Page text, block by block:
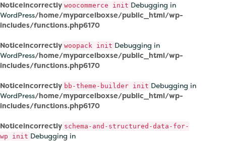
Noticeincorrectly woocommerce init Debugging in
WordPress/home/myparcelboxse/public_html/wp-
includes/functions.php6170
Noticeincorrectly woopack init Debugging in
WordPress/home/myparcelboxse/public_html/wp-
includes/functions.php6170
Noticeincorrectly bb-theme-builder init Debugging in
WordPress/home/myparcelboxse/public_html/wp-
includes/functions.php6170
Noticeincorrectly schema-and-structured-data-for-
wp
init Debugging in